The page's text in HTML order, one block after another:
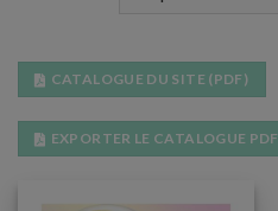
CATALOGUE DU SITE (PDF)
EXPORTER LE CATALOGUE PDF